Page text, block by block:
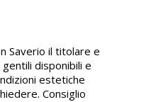
Saverio il titolare e
disponibili e
estetiche
Consiglio